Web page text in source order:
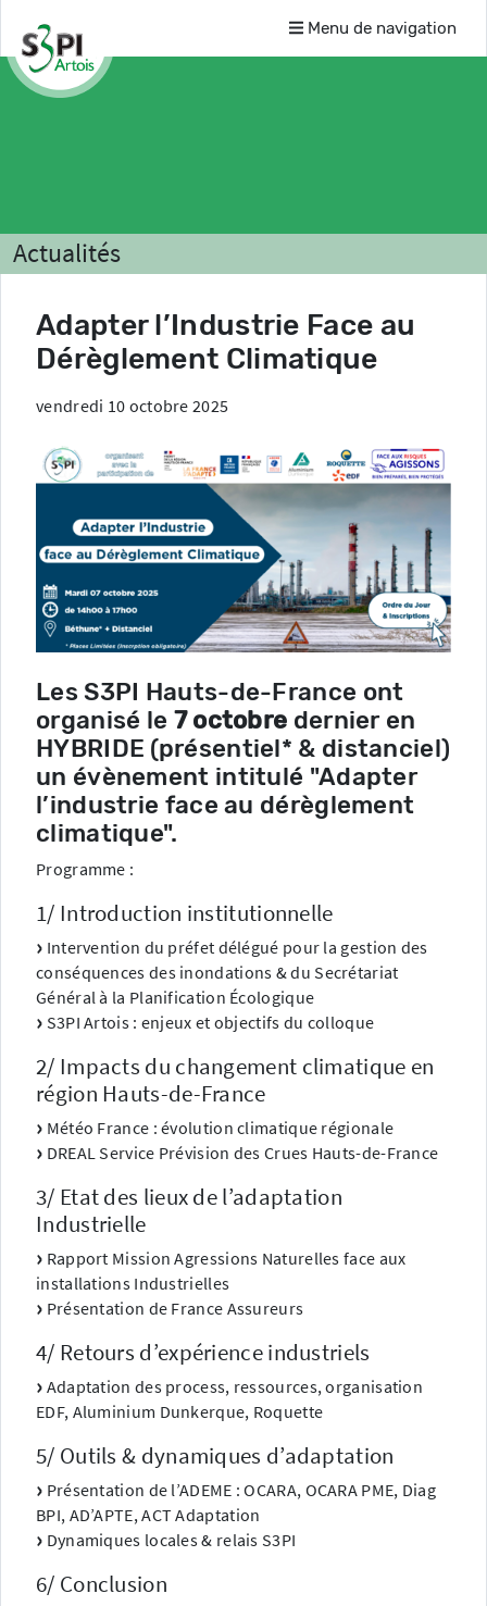
Menu de navigation
Actualités
Adapter l’Industrie Face au
Dérèglement Climatique
vendredi 10 octobre 2025
Les S3PI Hauts-de-France ont
organisé le 7 octobre dernier en
HYBRIDE (présentiel* & distanciel)
un évènement intitulé "Adapter
l’industrie face au dérèglement
climatique".
Programme :
1/ Introduction institutionnelle
Intervention du préfet délégué pour la gestion des
conséquences des inondations & du Secrétariat
Général à la Planification Écologique
S3PI Artois : enjeux et objectifs du colloque
2/ Impacts du changement climatique en
région Hauts-de-France
Météo France : évolution climatique régionale
DREAL Service Prévision des Crues Hauts-de-France
3/ Etat des lieux de l’adaptation
Industrielle
Rapport Mission Agressions Naturelles face aux
installations Industrielles
Présentation de France Assureurs
4/ Retours d’expérience industriels
Adaptation des process, ressources, organisation
EDF, Aluminium Dunkerque, Roquette
5/ Outils & dynamiques d’adaptation
Présentation de l’ADEME : OCARA, OCARA PME, Diag
BPI, AD’APTE, ACT Adaptation
Dynamiques locales & relais S3PI
6/ Conclusion